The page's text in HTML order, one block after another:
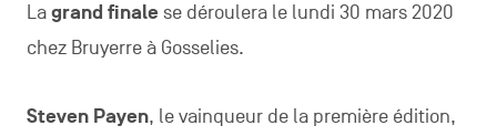
Lagrand finale se déroulera le lundi 30 mars 2020
chez Bruyerre à Gosselies.
Steven Payen, le vainqueur de la première édition,